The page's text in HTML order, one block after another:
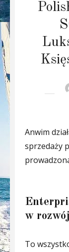
Anwim
sprzedaży
w
To